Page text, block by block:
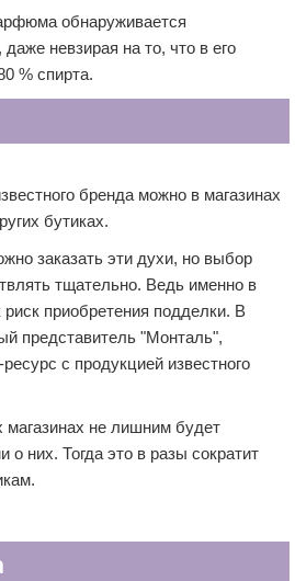
обнаруживается
невзирая на то, что в его
% спирта.
бренда можно в магазинах
бутиках.
заказать эти духи, но выбор
тщательно. Ведь именно в
приобретения подделки. В
представитель "Монталь",
с продукцией известного
магазинах не лишним будет
о них. Тогда это в разы сократит